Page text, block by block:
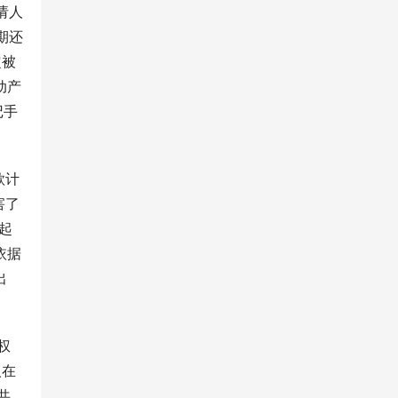
人
还
产
手
计
了
据